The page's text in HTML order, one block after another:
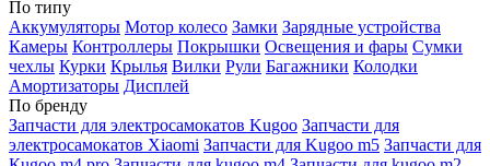
По типу
Аккумуляторы Мотор колесо Замки Зарядные устройства
Камеры Контроллеры Покрышки Освещения и фары Сумки
чехлы Курки Крылья Вилки Рули Багажники Колодки
Амортизаторы Дисплей
По бренду
Запчасти для электросамокатов Kugoo Запчасти для
электросамокатов Xiaomi Запчасти для Kugoo m5 Запчасти для